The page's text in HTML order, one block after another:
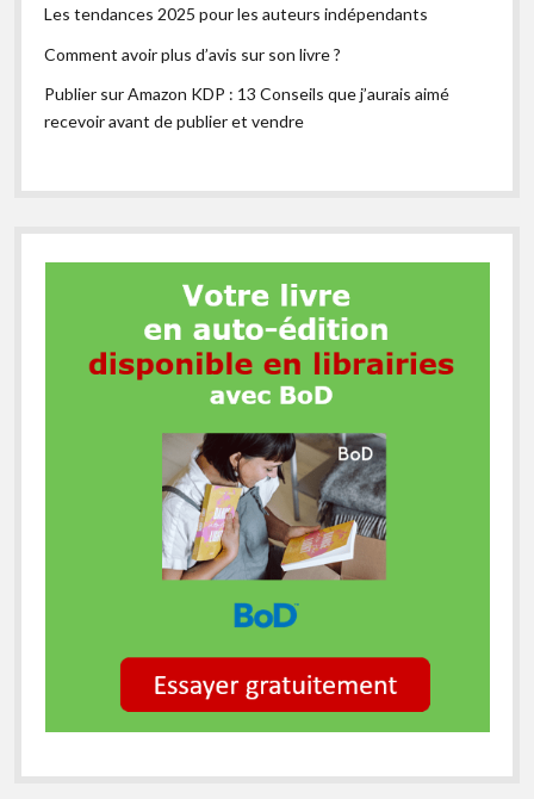
Les tendances 2025 pour les auteurs indépendants
Comment avoir plus d’avis sur son livre ?
Publier sur Amazon KDP : 13 Conseils que j’aurais aimé
recevoir avant de publier et vendre